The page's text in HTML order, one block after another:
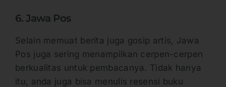
6. Jawa Pos
Selain memuat berita juga gosip artis, Jawa
Pos juga sering menampilkan cerpen-cerpen
berkualitas untuk pembacanya. Tidak hanya
itu, anda juga bisa menulis resensi buku